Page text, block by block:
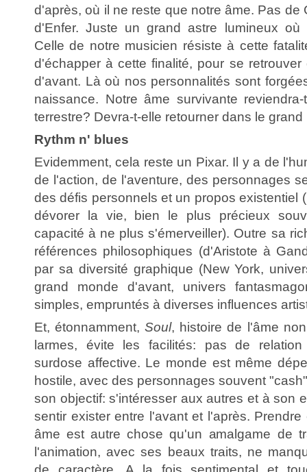
d'après, où il ne reste que notre âme. Pas de
d'Enfer. Juste un grand astre lumineux où
Celle de notre musicien résiste à cette
d'échapper à cette finalité, pour se
d'avant. Là où nos personnalités sont
naissance. Notre âme survivante
terrestre? Devra-t-elle retourner dans le
Rythm n' blues
Evidemment, cela reste un Pixar. Il y a de
de l'action, de l'aventure, des personnages
des défis personnels et un propos existentiel
dévorer la vie, bien le plus précieux
capacité à ne plus s'émerveiller). Outre sa
références philosophiques (d'Aristote à
par sa diversité graphique (New York,
grand monde d'avant, univers
simples, empruntés à diverses influences
Et, étonnamment,Soul, histoire de l'âme
larmes, évite les facilités: pas de
surdose affective. Le monde est même
hostile, avec des personnages souvent
son objectif: s'intéresser aux autres et à son
sentir exister entre l'avant et l'après.
âme est autre chose qu'un amalgame de
l'animation, avec ses beaux traits, ne